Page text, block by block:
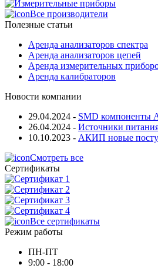
Все производители
Полезные статьи
Аренда анализаторов спектра
Аренда анализаторов цепей
Аренда измерительных
Аренда калибраторов
Новости компании
29.04.2024 - SMD компоненты
26.04.2024 - Источники
10.10.2023 - АКИП новые
Смотреть все
Сертификаты
Все сертификаты
Режим работы
ПН-ПТ
9:00 - 18:00